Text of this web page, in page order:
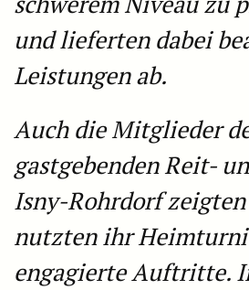
und lieferten dabei
Leistungen ab.
Auch die Mitglieder
gastgebenden Reit-
Isny-Rohrdorf
nutzten ihr
engagierte Auftritte.